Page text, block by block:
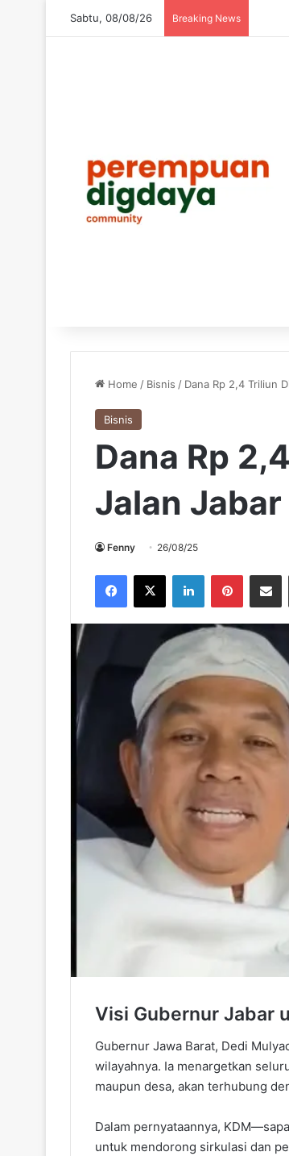
Sabtu, 08/08/26 Breaking News
Home / Bisnis / Dana Rp 2,4 Triliun
Bisnis
Dana Rp
Jalan
Fenny 26/08/25
Visi Gubernur Jabar
Gubernur Jawa Barat, Dedi
wilayahnya. Ia menargetkan
maupun desa, akan terhubung
Dalam pernyataannya,
untuk mendorong sirkulasi dan